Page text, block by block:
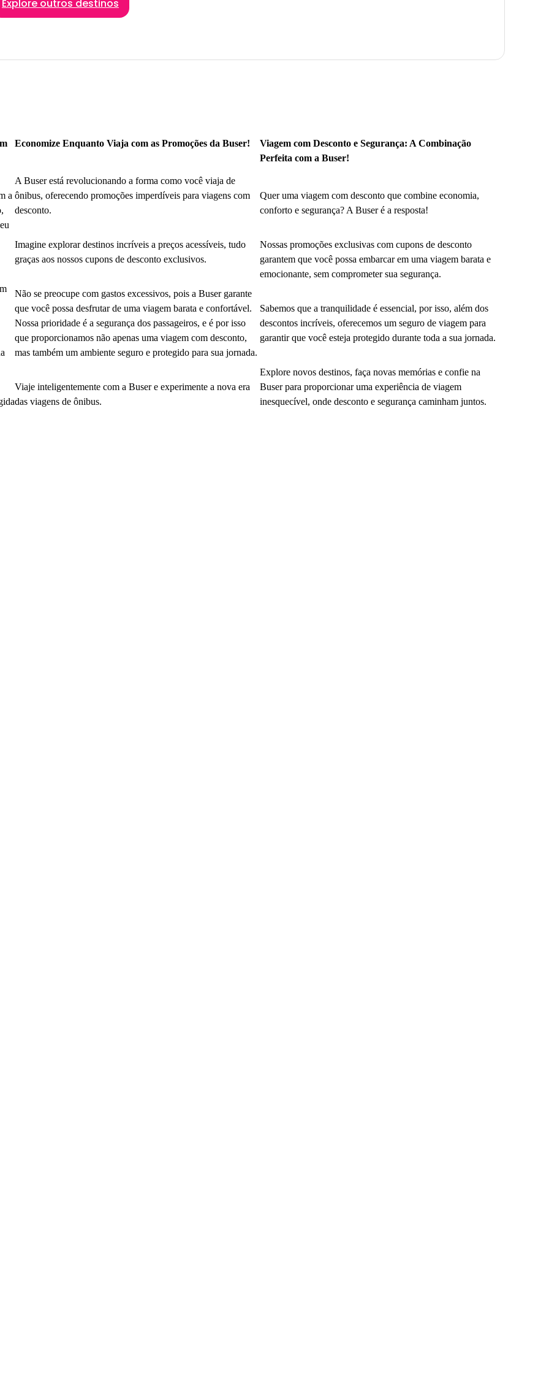
Explore outros destinos
a
Economize Enquanto Viaja com as Promoções da Buser!
A Buser está revolucionando a forma como você viaja de
ônibus, oferecendo promoções imperdíveis para viagens com
desconto.
Imagine explorar destinos incríveis a preços acessíveis, tudo
graças aos nossos cupons de desconto exclusivos.
Não se preocupe com gastos excessivos, pois a Buser garante
que você possa desfrutar de uma viagem barata e confortável.
Nossa prioridade é a segurança dos passageiros, e é por isso
que proporcionamos não apenas uma viagem com desconto,
mas também um ambiente seguro e protegido para sua jornada.
Viaje inteligentemente com a Buser e experimente a nova era
das viagens de ônibus.
Viagem com Desconto e Segurança: A Combinação
Perfeita com a Buser!
Quer uma viagem com desconto que combine economia,
conforto e segurança? A Buser é a resposta!
Nossas promoções exclusivas com cupons de desconto
garantem que você possa embarcar em uma viagem barata e
emocionante, sem comprometer sua segurança.
Sabemos que a tranquilidade é essencial, por isso, além dos
descontos incríveis, oferecemos um seguro de viagem para
garantir que você esteja protegido durante toda a sua jornada.
Explore novos destinos, faça novas memórias e confie na
Buser para proporcionar uma experiência de viagem
inesquecível, onde desconto e segurança caminham juntos.